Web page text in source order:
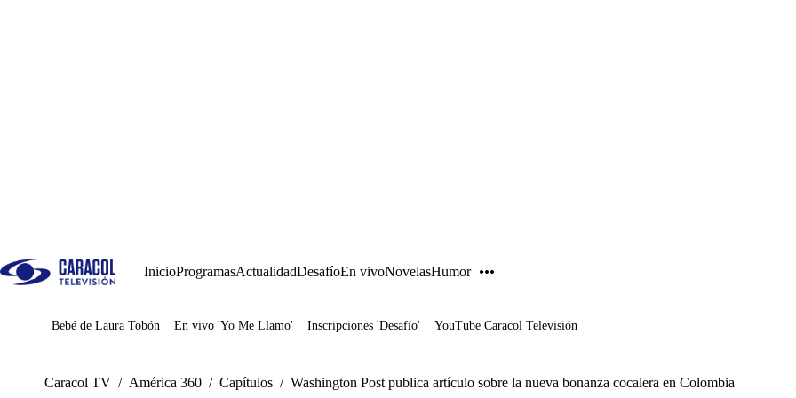
InicioProgramasActualidadDesafíoEn vivoNovelasHumor
Juegos
Bebé de Laura Tobón En vivo 'Yo Me Llamo' Inscripciones 'Desafío' YouTube Caracol Televisión
Caracol TV / América 360 / Capítulos / Washington Post publica artículo sobre la nueva bonanza cocalera en Colombia